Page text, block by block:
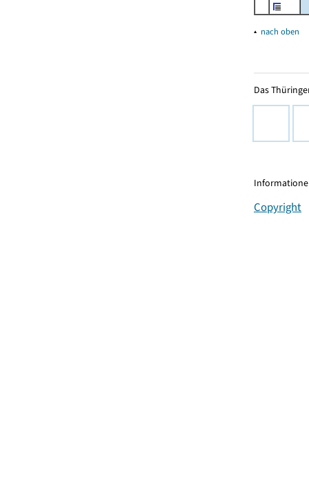
▴ nach oben
Das
Copyright